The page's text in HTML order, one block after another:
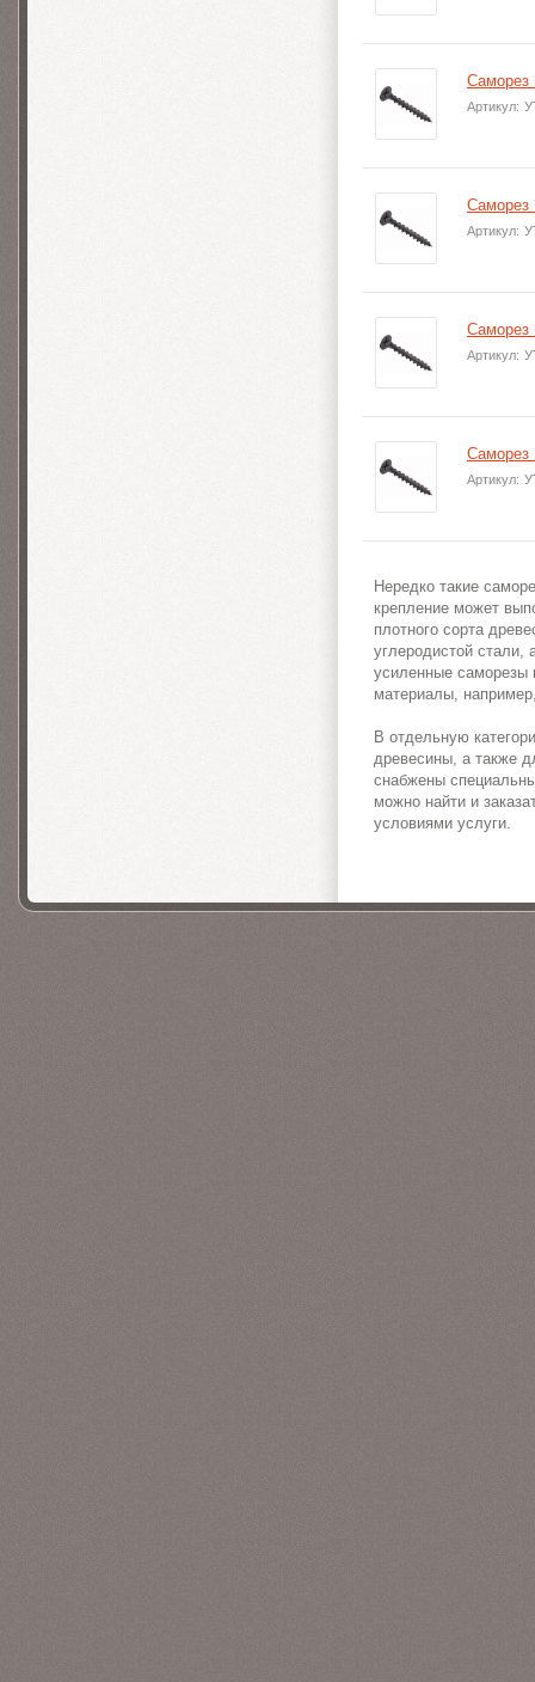
Саморез
Артикул:
Саморез
Артикул:
Саморез
Артикул:
Саморез
Артикул:
Нередко такие
крепление может
плотного сорта
углеродистой
усиленные саморезы
материалы,
В отдельную
древесины, а также
снабжены
можно найти и
условиями услуги.